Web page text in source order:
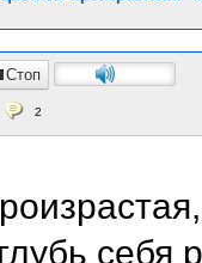
Стоп
2
себя